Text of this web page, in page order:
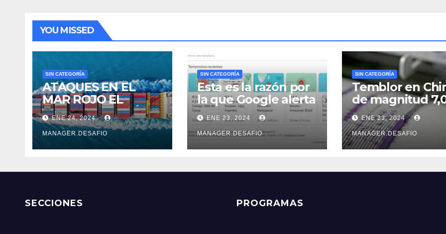
YOU MISSED
SIN CATEGORÍA
ATAQUES EN EL
MAR ROJO EL
COSTOSO DESVÍO
DE 6.500 KM
ENE 24, 2024
MANAGER.DESAFIO
SIN CATEGORÍA
Esta es la razón por
la que Google alerta
sobre un sismo
antes que el
Servicio Geológico
Colombiano
ENE 23, 2024
MANAGER.DESAFIO
SIN CATEGORÍA
Temblor en
de magnitud
sacudió la
de Xinjiang
ENE 23, 2024
MANAGER.DESAFIO
SECCIONES PROGRAMAS